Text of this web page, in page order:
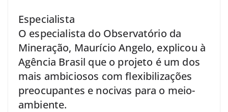
Especialista
O especialista do Observatório da
Mineração, Maurício Angelo, explicou à
Agência Brasil que o projeto é um dos
mais ambiciosos com flexibilizações
preocupantes e nocivas para o meio-
ambiente.